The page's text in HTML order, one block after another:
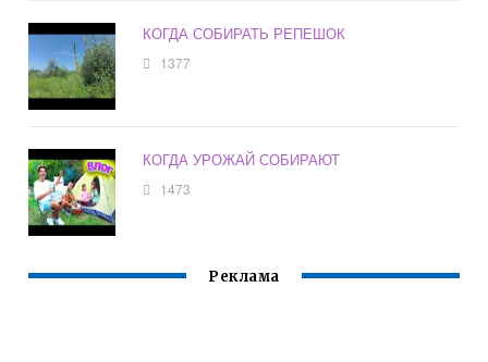
КОГДА СОБИРАТЬ РЕПЕШОК
1377
КОГДА УРОЖАЙ СОБИРАЮТ
1473
Реклама